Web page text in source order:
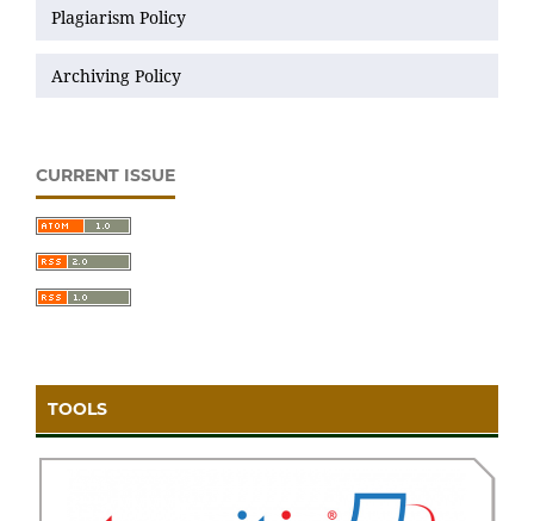
Plagiarism Policy
Archiving Policy
CURRENT ISSUE
TOOLS